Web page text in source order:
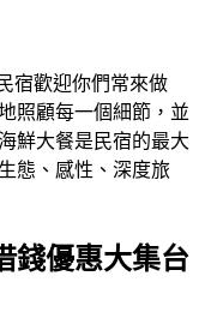
宿歡迎你們常來做
照顧每一個細節，並
鮮大餐是民宿的最大
態、感性、深度旅
錢優惠大集台